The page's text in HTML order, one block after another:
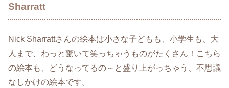
Sharratt
Nick Sharrattさんの絵本は小さな子どもも、小学生も、大
人まで、わっと驚いて笑っちゃうものがたくさん！こちら
の絵本も、どうなってるの～と盛り上がっちゃう、不思議
なしかけの絵本です。